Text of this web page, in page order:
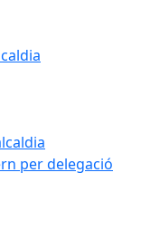
per delegació